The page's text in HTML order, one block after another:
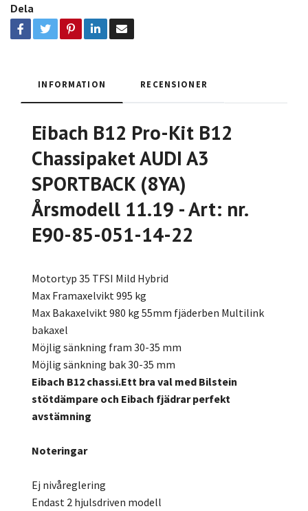
Dela
INFORMATION RECENSIONER
Eibach B12 Pro-Kit B12
Chassipaket AUDI A3
SPORTBACK (8YA)
Årsmodell 11.19 - Art: nr.
E90-85-051-14-22
Motortyp 35 TFSI Mild Hybrid
Max Framaxelvikt 995 kg
Max Bakaxelvikt 980 kg 55mm fjäderben Multilink
bakaxel
Möjlig sänkning fram 30-35 mm
Möjlig sänkning bak 30-35 mm
Eibach B12 chassi.Ett bra val med Bilstein
stötdämpare och Eibach fjädrar perfekt
avstämning
Noteringar
Ej nivåreglering
Endast 2 hjulsdriven modell